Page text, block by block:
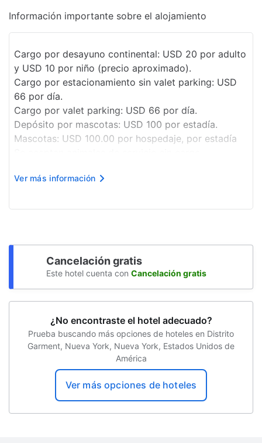
Supermercado o tienda de conveniencia
Salida exprés
Centro de negocios
Recepción 24 horas
Servicio de limpieza a petición
Propiedad libre de humo
ruedas
Centro de negocios abierto las 24 horas
Servicios con cargo extra
Niñera
Desayuno disponible
Estacionamiento sin asistencia (de pago)
Información importante sobre el alojamiento
Cargo por desayuno continental: USD 20 por adulto
y USD 10 por niño (precio aproximado).
Cargo por estacionamiento sin valet parking: USD
66 por día.
Cargo por valet parking: USD 66 por día.
Depósito por mascotas: USD 100 por estadía.
Mascotas: USD 100.00 por hospedaje, por estadía
posible que los impuestos no estén incluidos.
Ver más información
Cancelación gratis
Este hotel cuenta con Cancelación gratis
¿No encontraste el hotel adecuado?
Prueba buscando más opciones de hoteles en Distrito
Garment, Nueva York, Nueva York, Estados Unidos de
América
Ver más opciones de hoteles